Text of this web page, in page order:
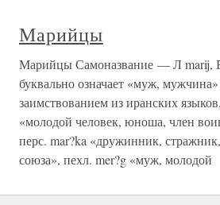
Марийцы
Марийцы Самоназвание — Л marij,
буквально означает «муж, мужчина»
заимствованием из иранских
«молодой человек, юноша, член
перс. mar?ka «дружинник,
союза», пехл. mer?g «муж, молодой